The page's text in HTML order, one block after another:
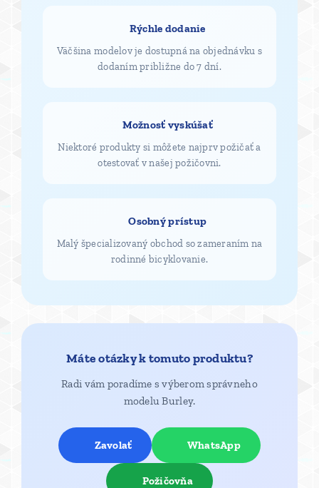
✅ Rýchle dodanie
Väčšina modelov je dostupná na objednávku s
dodaním približne do 7 dní.
✅ Možnosť vyskúšať
Niektoré produkty si môžete najprv požičať a
otestovať v našej požičovni.
✅ Osobný prístup
Malý špecializovaný obchod so zameraním na
rodinné bicyklovanie.
Máte otázky k tomuto produktu?
Radi vám poradíme s výberom správneho
modelu Burley.
📞 Zavolať 💬 WhatsApp
🔄 Požičovňa